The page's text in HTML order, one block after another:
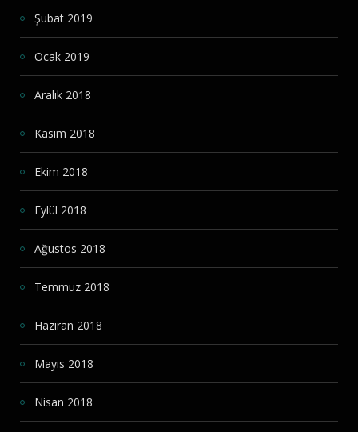
Şubat 2019
Ocak 2019
Aralık 2018
Kasım 2018
Ekim 2018
Eylül 2018
Ağustos 2018
Temmuz 2018
Haziran 2018
Mayıs 2018
Nisan 2018